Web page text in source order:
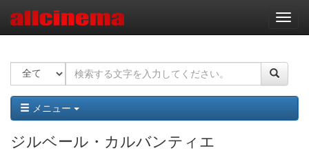
ナ
ビ
ー
ョ
ン
メニュー
ジルベール・カルバンティエ